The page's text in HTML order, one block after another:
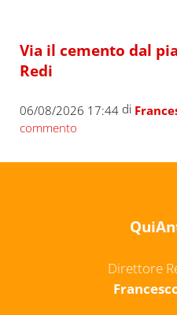
Via il cemento dal
Redi
06/08/2026 17:44di
commento
Direttore